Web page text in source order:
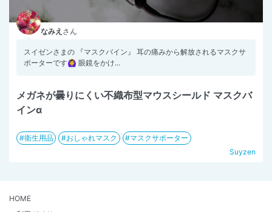
なみえ さん
スイゼンさまの 『マスクバイン』 耳の痛みから解放されるマスクサ
ポーターです🙆‍♀️ 眼鏡をかけ...
メガネが曇りにくい不織布型マウスシールド マスクバ
インα
衛生用品 おしゃれマスク
マスクサポーター
Suyzen
HOME